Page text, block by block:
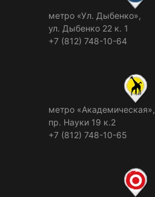
метро «Ул. Дыбенко»,
ул. Дыбенко 22 к. 1
+7 (812) 748-10-64
метро «Академическая»,
пр. Науки 19 к.2
+7 (812) 748-10-65